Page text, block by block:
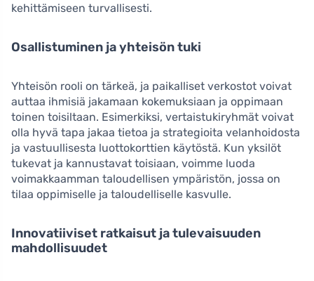
kehittämiseen turvallisesti.
Osallistuminen ja yhteisön tuki
Yhteisön rooli on tärkeä, ja paikalliset verkostot voivat
auttaa ihmisiä jakamaan kokemuksiaan ja oppimaan
toinen toisiltaan. Esimerkiksi, vertaistukiryhmät voivat
olla hyvä tapa jakaa tietoa ja strategioita velanhoidosta
ja vastuullisesta luottokorttien käytöstä. Kun yksilöt
tukevat ja kannustavat toisiaan, voimme luoda
voimakkaamman taloudellisen ympäristön, jossa on
tilaa oppimiselle ja taloudelliselle kasvulle.
Innovatiiviset ratkaisut ja tulevaisuuden
mahdollisuudet